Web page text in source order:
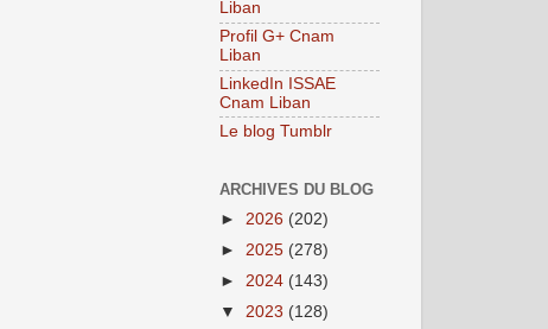
Liban
Profil G+ Cnam
Liban
LinkedIn ISSAE
Cnam Liban
Le blog Tumblr
ARCHIVES DU BLOG
► 2026 (202)
► 2025 (278)
► 2024 (143)
▼ 2023 (128)